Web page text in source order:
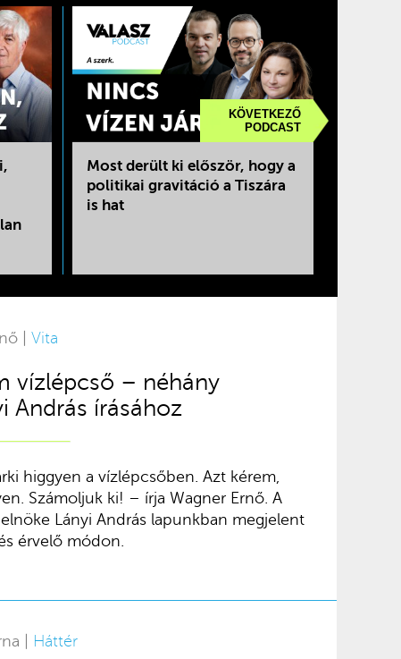
KÖVETKEZŐ
PODCAST
Most derült ki először, hogy a
politikai gravitáció a Tiszára
is hat
| Vita
vízlépcső – néhány
András írásához
higgyen a vízlépcsőben. Azt kérem,
Számoljuk ki! – írja Wagner Ernő. A
Lányi András lapunkban megjelent
érvelő módon.
| Háttér